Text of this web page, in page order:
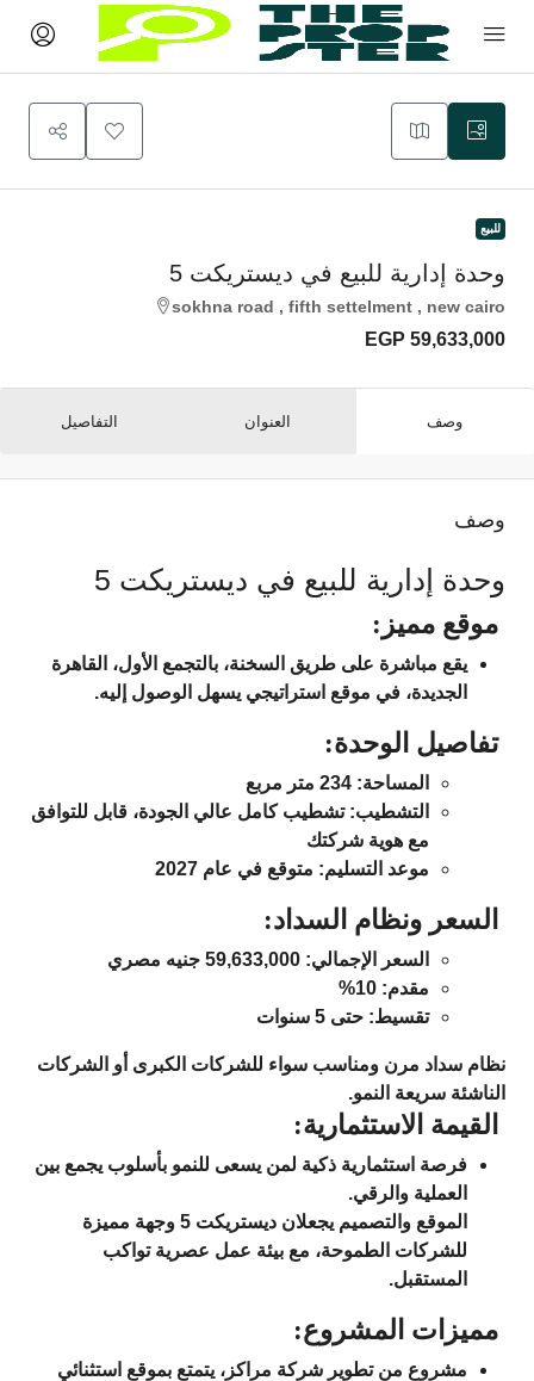
وحدة إدارية للبيع في ديستريكت 5
sokhna road , fifth settelment , new cairo
EGP 59,633,000
وصف العنوان التفاصيل
وصف
وحدة إدارية للبيع في ديستريكت 5
موقع مميز:
يقع مباشرة على طريق السخنة، بالتجمع الأول، القاهرة
الجديدة، في موقع استراتيجي يسهل الوصول إليه.
تفاصيل الوحدة:
المساحة: 234 متر مربع
التشطيب: تشطيب كامل عالي الجودة، قابل للتوافق
مع هوية شركتك
موعد التسليم: متوقع في عام 2027
السعر ونظام السداد:
السعر الإجمالي: 59,633,000 جنيه مصري
مقدم: 10%
تقسيط: حتى 5 سنوات
نظام سداد مرن ومناسب سواء للشركات الكبرى أو الشركات
الناشئة سريعة النمو.
القيمة الاستثمارية:
فرصة استثمارية ذكية لمن يسعى للنمو بأسلوب يجمع بين
العملية والرقي.
الموقع والتصميم يجعلان ديستريكت 5 وجهة مميزة
للشركات الطموحة، مع بيئة عمل عصرية تواكب
المستقبل.
مميزات المشروع:
مشروع من تطوير شركة مراكز، يتمتع بموقع استثنائي